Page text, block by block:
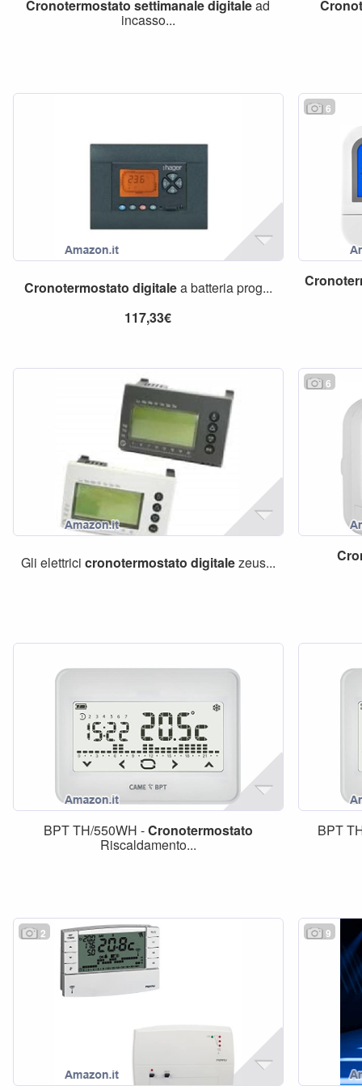
Cronotermostato settimanaledigitalead
incasso...
Cronotermostato digitalea batteria prog...
117,33€
6
Gli elettrici cronotermostato digitalezeus...
6
BPT TH/550WH -Cronotermostato
Riscaldamento...
BPT
2 9